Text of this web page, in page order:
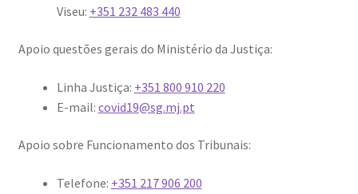
Viseu: +351 232 483 440
Apoio questões gerais do Ministério da Justiça:
Linha Justiça: +351 800 910 220
E-mail: covid19@sg.mj.pt
Apoio sobre Funcionamento dos Tribunais:
Telefone: +351 217 906 200